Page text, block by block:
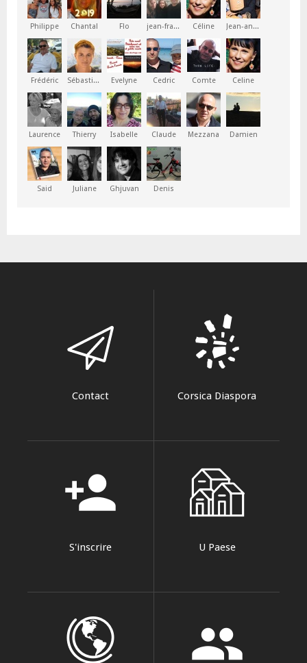
Philippe Chantal Flo jean-françois Céline Jean-antoine
Frédéric Sébastien Evelyne Cedric Comte Celine
Laurence Thierry Isabelle Claude Mezzana Damien
Said Juliane Ghjuvan Denis
Contact Corsica Diaspora
person_add
S'inscrire U Paese
group